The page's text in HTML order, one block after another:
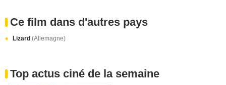
Ce film dans d'autres pays
Lizard (Allemagne)
Top actus ciné de la semaine